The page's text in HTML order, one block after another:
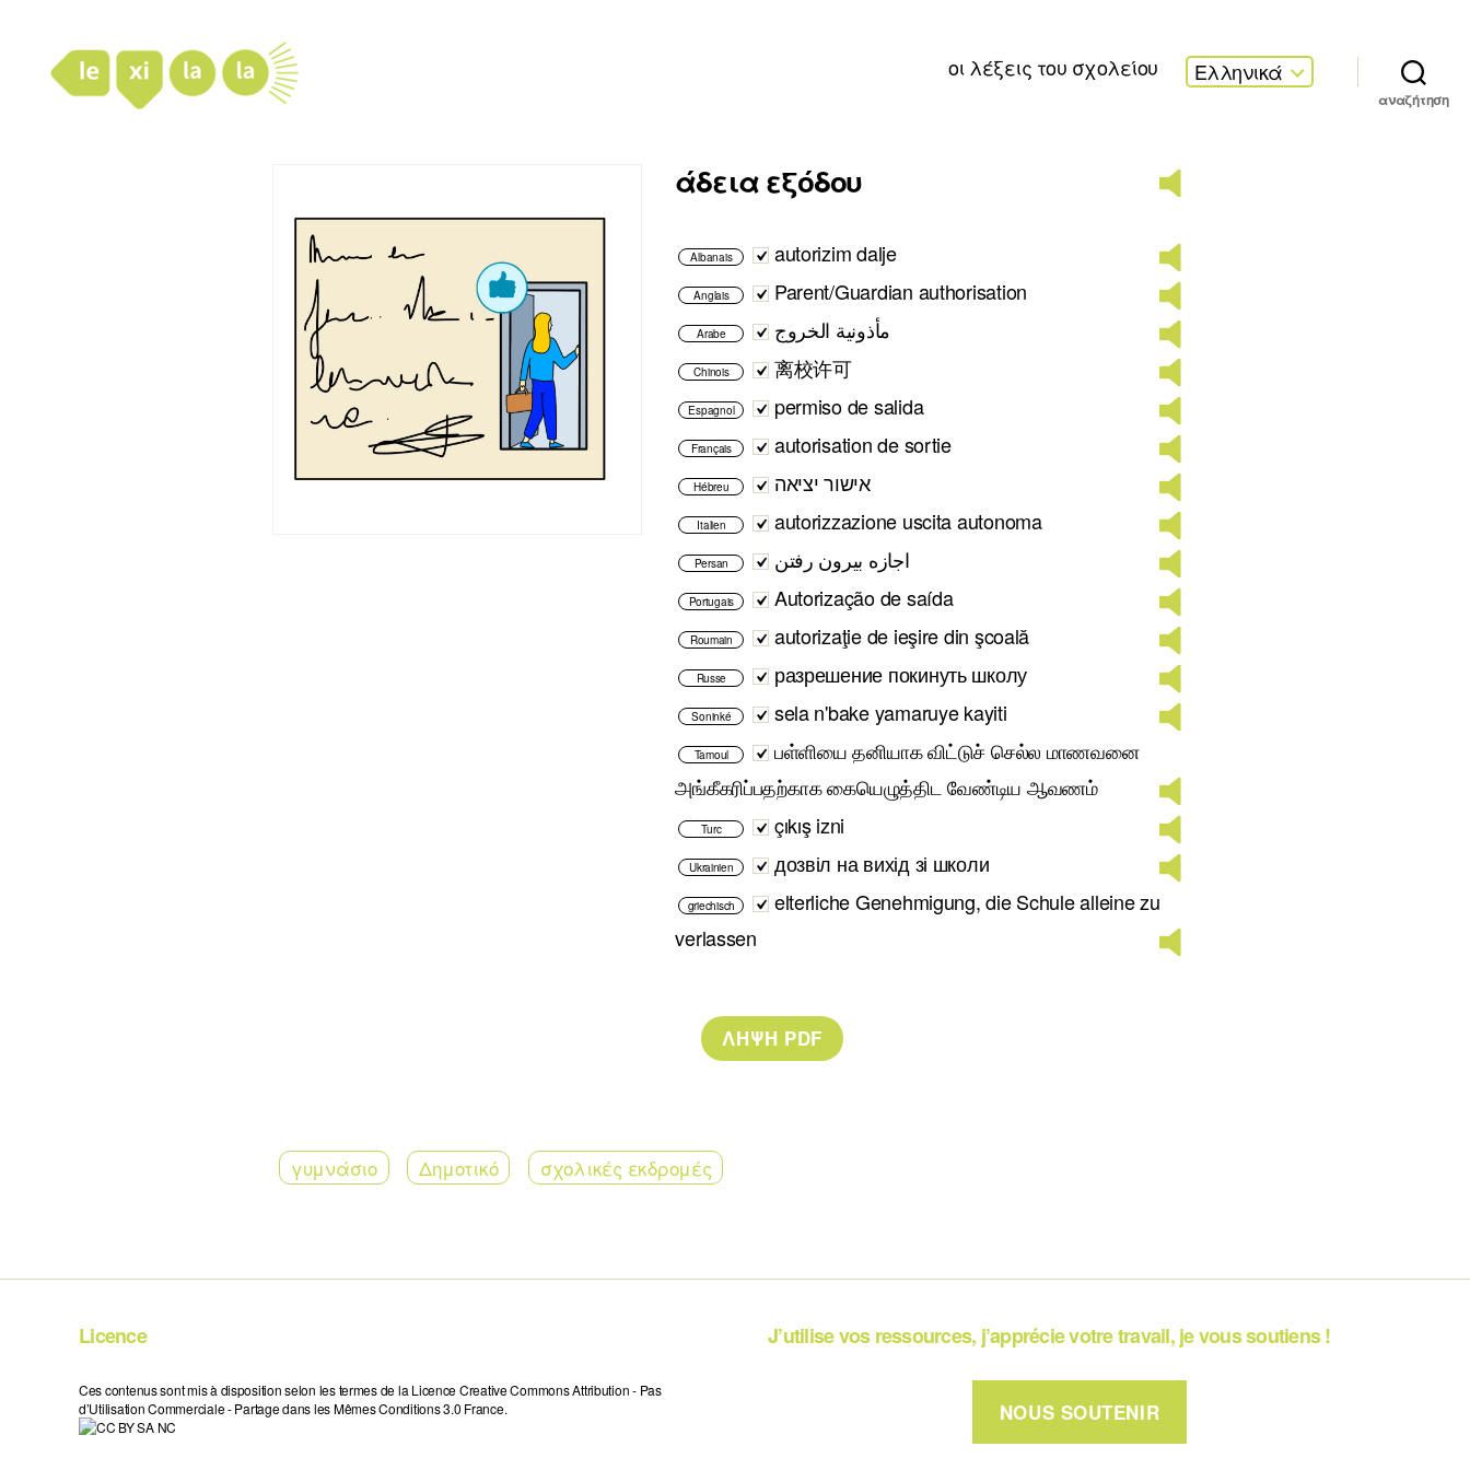
οι λέξεις του σχολείου Ελληνικά
αναζήτηση
άδεια εξόδου
Albanais autorizim dalje
Anglais Parent/Guardian authorisation
Arabe مأذونية الخروج
Chinois 离校许可
Espagnol permiso de salida
Français autorisation de sortie
Hébreu אישור יציאה
Italien autorizzazione uscita autonoma
Persan اجازه بیرون رفتن
Portugais Autorização de saída
Roumain autorizaţie de ieşire din şcoală
Russe разрешение покинуть школу
Soninké sela n'bake yamaruye kayiti
Tamoul
பள்ளியை தனியாக விட்டுச் செல்ல மாணவனை
அங்கீகரிப்பதற்காக கையெழுத்திட வேண்டிய ஆவணம்
Turc çıkış izni
Ukrainien дозвіл на вихід зі школи
griechisch
elterliche Genehmigung, die Schule alleine zu
verlassen
γυμνάσιο Δημοτικό σχολικές εκδρομές
Licence
Ces contenus sont mis à disposition selon les termes de la Licence Creative Commons Attribution - Pas
d’Utilisation Commerciale - Partage dans les Mêmes Conditions 3.0 France.
J’utilise vos ressources, j’apprécie votre travail, je vous soutiens !
NOUS SOUTENIR